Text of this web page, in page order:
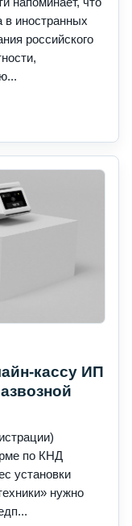
в иностранных
российского
кассу ИП
по КНД
установки
нужно